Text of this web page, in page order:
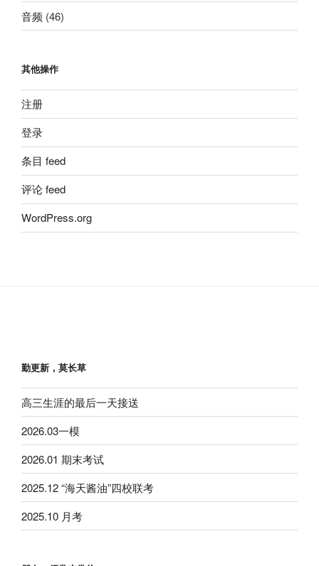
音频 (46)
其他操作
注册
登录
条目 feed
评论 feed
WordPress.org
勤更新，莫长草
高三生涯的最后一天接送
2026.03一模
2026.01 期末考试
2025.12 “海天酱油”四校联考
2025.10 月考